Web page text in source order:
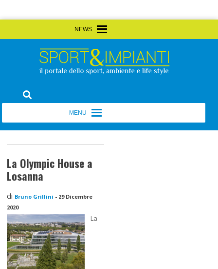
to
Sport&Impianti
La Olympic House a
Losanna
di Bruno Grillini - 29 Dicembre
2020
La